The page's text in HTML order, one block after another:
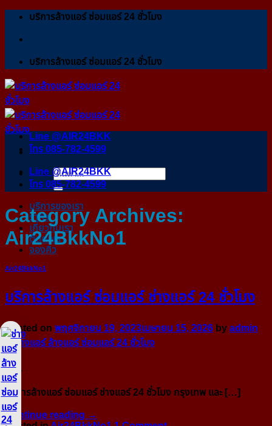
ข้าม
เนื้อหา
บริการล้างแอร์ ซ่อมแอร์ 24 ชั่วโมง
บริการล้างแอร์ ซ่อมแอร์ 24 ชั่วโมง
ค้นหา:
บริการของเรา
ราคา
เกี่ยวกับเรา
ติดต่อเรา
จองคิว
Line @AIR24BKK
โทร 085-782-4599
Line @AIR24BKK
โทร 085-782-4599
Category Archives:
Air24BkkNo1
Air24BkkNo1
บริการล้างแอร์ ซ่อมแอร์ ช่างแอร์ 24 ชั่วโมง
Posted on พฤศจิกายน 19, 2023เมษายน 15, 2026 by admin
19
พ.ย.
บริการล้างแอร์ ซ่อมแอร์ ช่างแอร์ 24 ชั่วโมง กรุงเทพ และ […]
Continue reading →